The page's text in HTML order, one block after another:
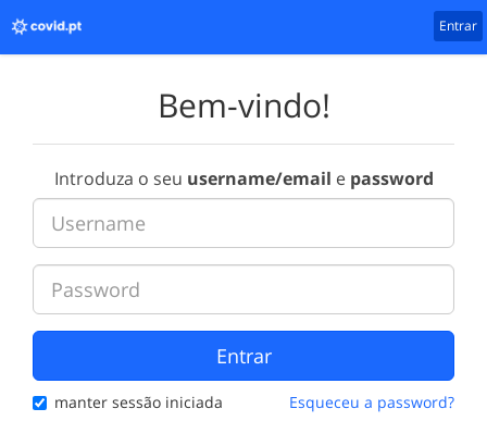
Entrar
Bem-vindo!
Introduza o seu username/email e password
Entrar
manter sessão iniciada Esqueceu a password?